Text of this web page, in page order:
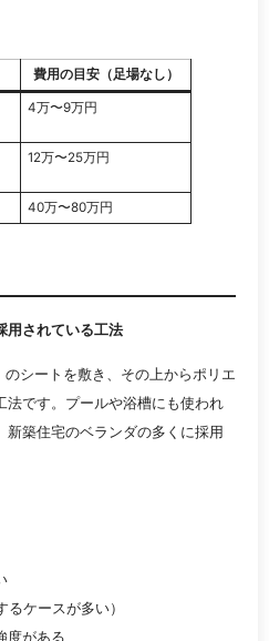
費用の目安（足場なし）
4万〜9万円
12万〜25万円
40万〜80万円
用されている工法
シートを敷き、その上からポリエ
法です。プールや浴槽にも使われ
新築住宅のベランダの多くに採用
ケースが多い）
度がある